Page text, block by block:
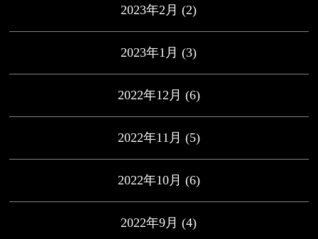
2023年2月 (2)
2023年1月 (3)
2022年12月 (6)
2022年11月 (5)
2022年10月 (6)
2022年9月 (4)